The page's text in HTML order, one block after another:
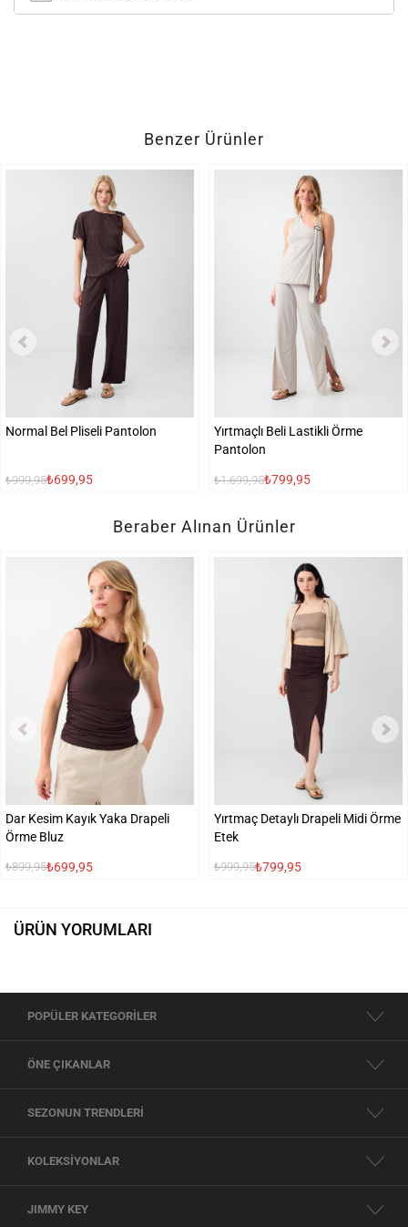
Benzer Ürünler
Normal Bel Pliseli Pantolon
₺999,95₺699,95
Yırtmaçlı Beli Lastikli Örme
Pantolon
₺1.699,95₺799,95
Beraber Alınan Ürünler
Dar Kesim Kayık Yaka Drapeli
Örme Bluz
₺899,95₺699,95
Yırtmaç Detaylı Drapeli Midi Örme
Etek
₺999,95₺799,95
ÜRÜN YORUMLARI
POPÜLER KATEGORİLER
ÖNE ÇIKANLAR
SEZONUN TRENDLERİ
KOLEKSİYONLAR
JIMMY KEY